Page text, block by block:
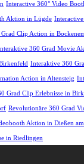
Interactive 360° Video
Aktion in Lügde
Clip Action in
360 Grad Movie
Interaktive 360
Action in Altensteig
Grad Clip Erlebnisse in
Revolutionäre 360 Grad
Aktion in Dießen am
in Riedlingen